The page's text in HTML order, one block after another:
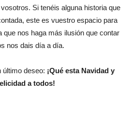
Si tenéis alguna historia que
este es vuestro espacio para
que nos haga más ilusión que contar
nos dais día a día.
último deseo: ¡Qué esta Navidad y
a todos!